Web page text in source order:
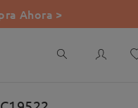
Ahora >